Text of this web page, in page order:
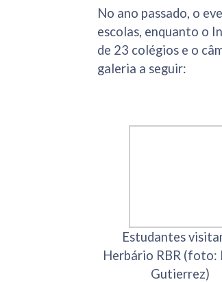
No ano passado, o
escolas, enquanto o
de 23 colégios e o
galeria a seguir:
Estudantes
Herbário RBR (foto:
Gutierrez)